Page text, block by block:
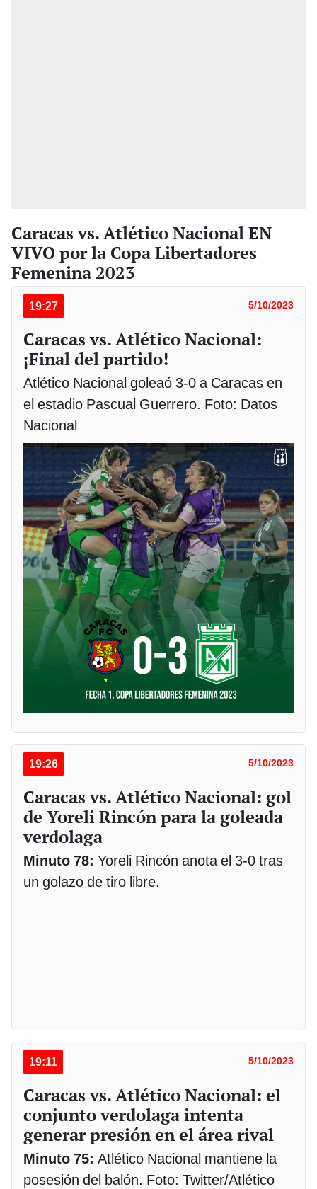
Caracas vs. Atlético Nacional EN
VIVO por la Copa Libertadores
Femenina 2023
19:27 5/10/2023
Caracas vs. Atlético Nacional:
¡Final del partido!
Atlético Nacional goleaó 3-0 a Caracas en
el estadio Pascual Guerrero. Foto: Datos
Nacional
19:26 5/10/2023
Caracas vs. Atlético Nacional: gol
de Yoreli Rincón para la goleada
verdolaga
Minuto 78: Yoreli Rincón anota el 3-0 tras
un golazo de tiro libre.
19:11 5/10/2023
Caracas vs. Atlético Nacional: el
conjunto verdolaga intenta
generar presión en el área rival
Minuto 75: Atlético Nacional mantiene la
posesión del balón. Foto: Twitter/Atlético